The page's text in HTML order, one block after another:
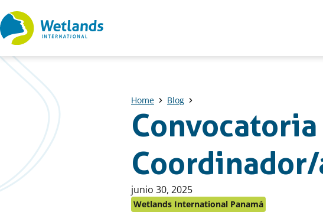
Ir
al
Home Blog
Publicado
en:
junio 30, 2025
Wetlands International Panamá